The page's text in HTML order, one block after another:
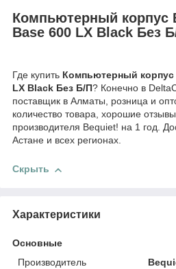
Компьютерный корпус
Base 600 LX Black Без
Где купить Компьютерный
LX Black Без Б/П? Конечно в
поставщик в Алматы, розница и
количество товара, хорошие
производителя Bequiet! на 1 год.
Астане и всех регионах.
Скрыть
Характеристики
Основные
Производитель